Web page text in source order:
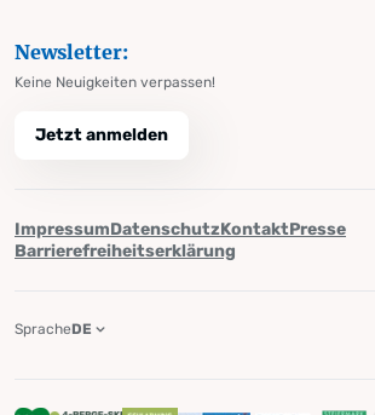
Newsletter:
Keine Neuigkeiten verpassen!
Jetzt anmelden
ImpressumDatenschutzKontaktPresse
Barrierefreiheitserklärung
SpracheDE